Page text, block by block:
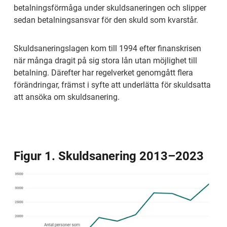
betalningsförmåga under skuldsaneringen och slipper
sedan betalningsansvar för den skuld som kvarstår.
Skuldsaneringslagen kom till 1994 efter finanskrisen
när många dragit på sig stora lån utan möjlighet till
betalning. Därefter har regelverket genomgått flera
förändringar, främst i syfte att underlätta för skuldsatta
att ansöka om skuldsanering.
Figur 1. Skuldsanering 2013–2023